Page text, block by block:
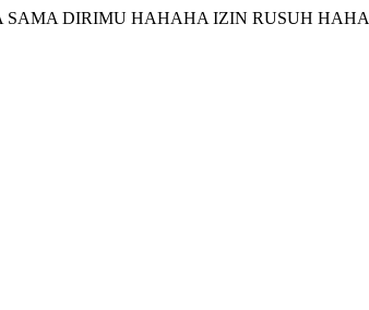
DIRIMU HAHAHA IZIN RUSUH HAHA